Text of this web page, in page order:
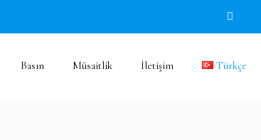
Basın Müsaitlik İletişim Türkçe